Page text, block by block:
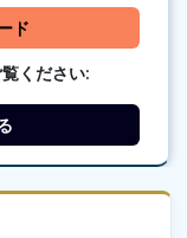
ド
ください: